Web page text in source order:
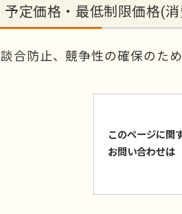
予定価格・最低制限価格(
談合防止、競争性の確保のた
このページに関
お問い合わせは